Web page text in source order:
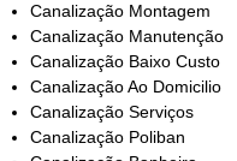
Canalização Montagem
Canalização Manutenção
Canalização Baixo Custo
Canalização Ao Domicilio
Canalização Serviços
Canalização Poliban